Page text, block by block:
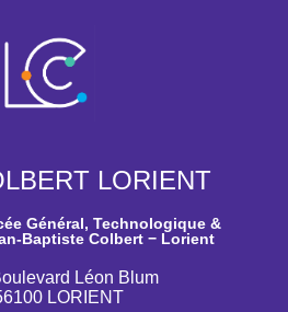
LORIENT
Général, Technologique &
Baptiste Colbert − Lorient
Léon Blum
LORIENT